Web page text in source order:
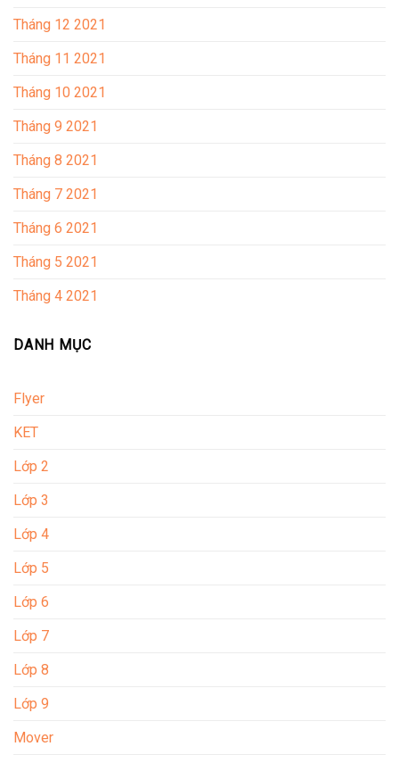
Tháng 12 2021
Tháng 11 2021
Tháng 10 2021
Tháng 9 2021
Tháng 8 2021
Tháng 7 2021
Tháng 6 2021
Tháng 5 2021
Tháng 4 2021
DANH MỤC
Flyer
KET
Lớp 2
Lớp 3
Lớp 4
Lớp 5
Lớp 6
Lớp 7
Lớp 8
Lớp 9
Mover